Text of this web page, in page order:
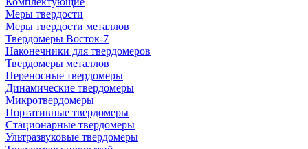
Меры твердости
Меры твердости металлов
Твердомеры Восток-7
Наконечники для твердомеров
Твердомеры металлов
Переносные твердомеры
Динамические твердомеры
Микротвердомеры
Портативные твердомеры
Стационарные твердомеры
Ультразвуковые твердомеры